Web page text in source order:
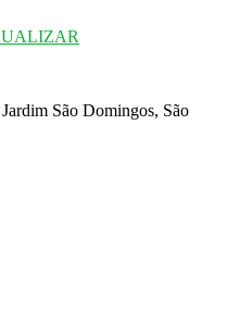
São Domingos, São